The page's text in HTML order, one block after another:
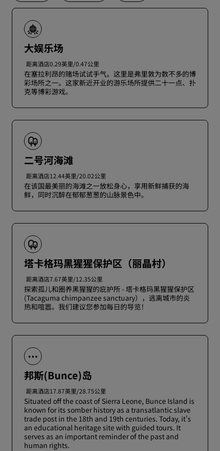
大娱乐场
距离酒店0.29英里/0.47公里
在塞拉利昂的赌场试试手气。这里是弗里敦为数不多的博
彩场所之一。这家新近开业的游乐场所提供二十一点、扑
克等博彩游戏。
二号河海滩
距离酒店12.44英里/20.02公里
在该国最美丽的海滩之一放松身心，享用新鲜捕获的海
鲜，同时沉醉在郁郁葱葱的山脉景色中。
塔卡格玛黑猩猩保护区（丽晶村）
距离酒店7.67英里/12.35公里
探索孤儿和圈养黑猩猩的庇护所 - 塔卡格玛黑猩猩保护区
(Tacaguma chimpanzee sanctuary），逃离城市的炎
热和喧嚣。我们建议您参加每日的导览！
邦斯(Bunce)岛
距离酒店17.87英里/28.75公里
Situated off the coast of Sierra Leone, Bunce Island is
known for its somber history as a transatlantic slave
trade post in the 18th and 19th centuries. Today, it's
an educational heritage site with guided tours. It
serves as an important reminder of the past and
human rights.